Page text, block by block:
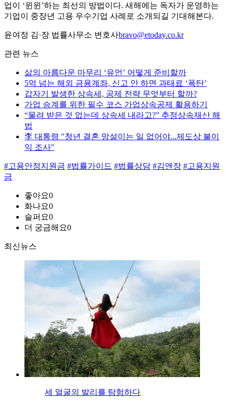
업이 ‘윈윈’하는 최선의 방법이다. 새해에는 독자가 운영하는
기업이 중장년 고용 우수기업 사례로 소개되길 기대해본다.
윤여정 김·장 법률사무소 변호사bravo@etoday.co.kr
관련 뉴스
삶의 아름다운 마무리 ‘유언’ 어떻게 준비할까
5억 넘는 해외 금융계좌, 신고 안 하면 과태료 ‘폭탄’
갑자기 발생한 상속세, 공제 전략 무엇부터 할까?
가업 승계를 위한 필수 코스 가업상속공제 활용하기
“물려 받은 것 없는데 상속세 내라고?” 추정상속재산 해
법
李 대통령 "청년 결혼 망설이는 일 없어야...제도상 불이
익 조사"
#고용안정지원금 #법률가이드 #법률상담 #김앤장 #고용지원
금
좋아요0
화나요0
슬퍼요0
더 궁금해요0
최신뉴스
세 얼굴의 발리를 탐험하다